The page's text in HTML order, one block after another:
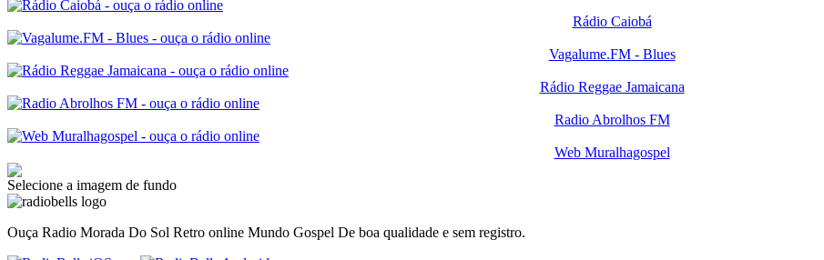
Rádio Caiobá
Vagalume.FM - Blues
Rádio Reggae Jamaicana
Radio Abrolhos FM
Web Muralhagospel
Selecione a imagem de fundo
Ouça Radio Morada Do Sol Retro online Mundo Gospel De boa qualidade e sem registro.